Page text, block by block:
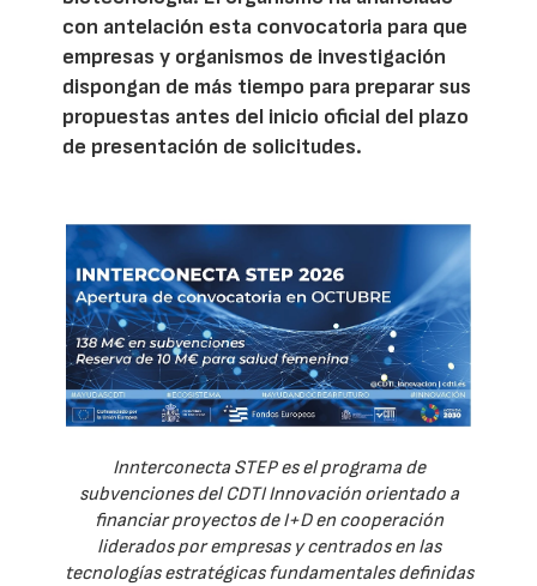
con antelación esta convocatoria para que
empresas y organismos de investigación
dispongan de más tiempo para preparar sus
propuestas antes del inicio oficial del plazo
de presentación de solicitudes.
Innterconecta STEP es el programa de
subvenciones del CDTI Innovación orientado a
financiar proyectos de I+D en cooperación
liderados por empresas y centrados en las
tecnologías estratégicas fundamentales definidas